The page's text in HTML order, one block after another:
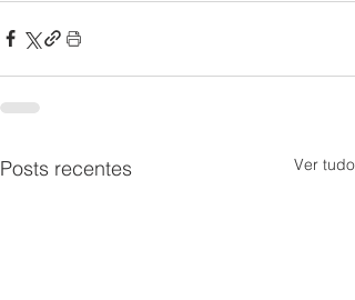
Posts recentes Ver tudo